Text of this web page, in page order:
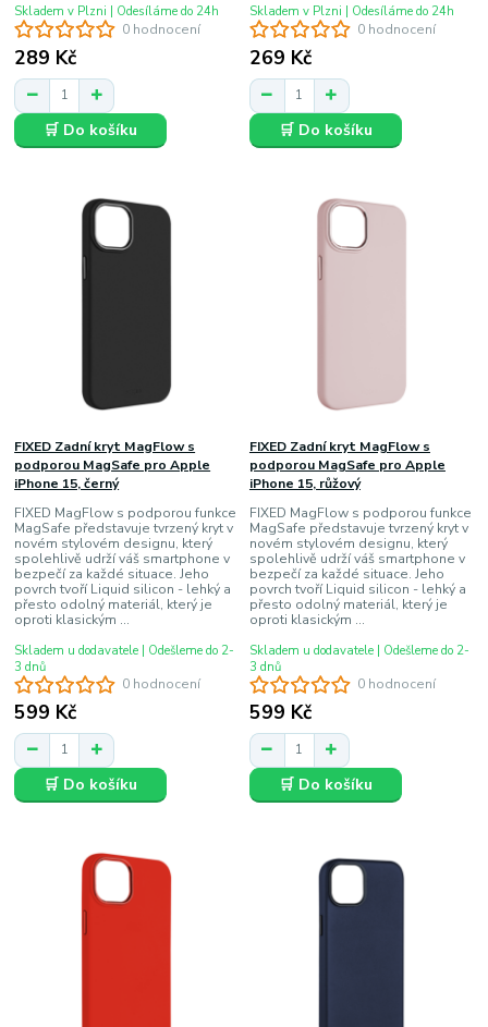
0 hodnocení
289 Kč
Skladem v Plzni | Odesíláme do 24h
🛒 Do košíku
0 hodnocení
269 Kč
Skladem v Plzni | Odesíláme do 24h
🛒 Do košíku
0 hodnocení
FIXED Zadní kryt MagFlow s
podporou MagSafe pro Apple
iPhone 15, černý
FIXED MagFlow s podporou funkce
MagSafe představuje tvrzený kryt v
novém stylovém designu, který
spolehlivě udrží váš smartphone v
bezpečí za každé situace. Jeho
povrch tvoří Liquid silicon - lehký a
přesto odolný materiál, který je
oproti klasickým ...
599 Kč
Skladem u dodavatele | Odešleme do 2-
3 dnů
🛒 Do košíku
0 hodnocení
FIXED Zadní kryt MagFlow s
podporou MagSafe pro Apple
iPhone 15, růžový
FIXED MagFlow s podporou funkce
MagSafe představuje tvrzený kryt v
novém stylovém designu, který
spolehlivě udrží váš smartphone v
bezpečí za každé situace. Jeho
povrch tvoří Liquid silicon - lehký a
přesto odolný materiál, který je
oproti klasickým ...
599 Kč
Skladem u dodavatele | Odešleme do 2-
3 dnů
🛒 Do košíku